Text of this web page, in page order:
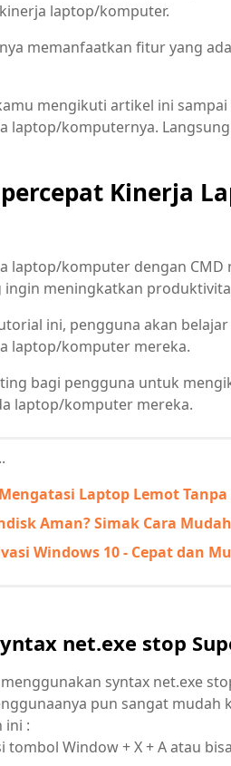
laptop/komputer.
memanfaatkan fitur yang
mengikuti artikel ini
laptop/komputernya.
Kinerja
laptop/komputer dengan
ingin meningkatkan
ini, pengguna akan
laptop/komputer mereka.
bagi pengguna untuk
laptop/komputer mereka.
Laptop Lemot
Aman? Simak Cara
Windows 10 - Cepat dan
net.exe stop
syntax net.exe
pun sangat mudah
ini :
tombol Window + X + A atau